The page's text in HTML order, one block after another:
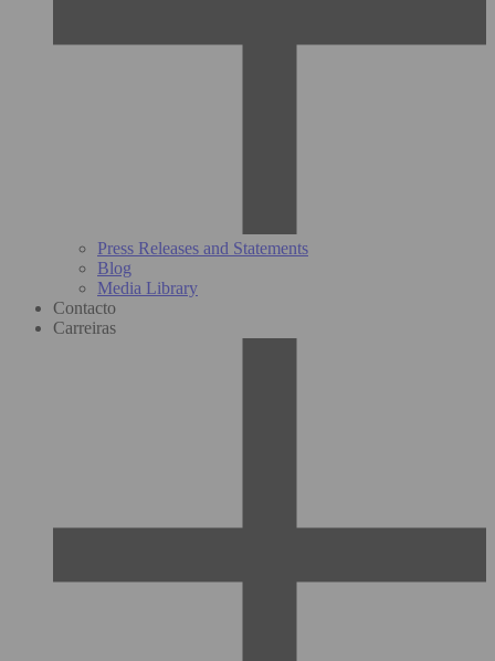
Press Releases and Statements
Blog
Media Library
Contacto
Carreiras